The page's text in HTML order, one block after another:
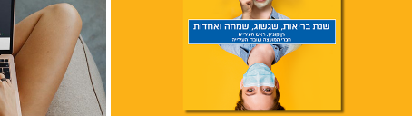
ראש השנה תשפ״א